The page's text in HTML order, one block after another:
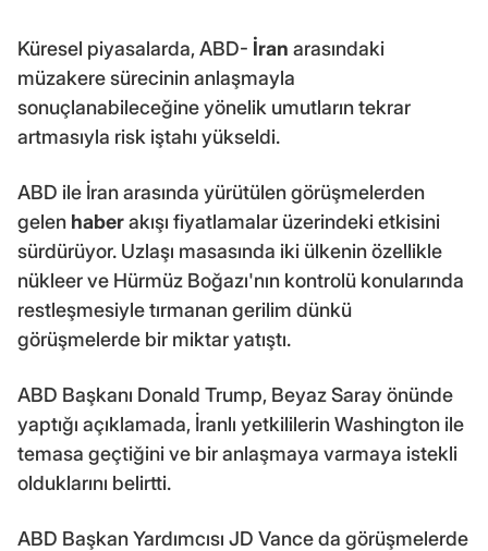
Küresel piyasalarda, ABD- İran arasındaki
müzakere sürecinin anlaşmayla
sonuçlanabileceğine yönelik umutların tekrar
artmasıyla risk iştahı yükseldi.
ABD ile İran arasında yürütülen görüşmelerden
gelen haberakışı fiyatlamalar üzerindeki etkisini
sürdürüyor. Uzlaşı masasında iki ülkenin özellikle
nükleer ve Hürmüz Boğazı'nın kontrolü konularında
restleşmesiyle tırmanan gerilim dünkü
görüşmelerde bir miktar yatıştı.
ABD Başkanı Donald Trump, Beyaz Saray önünde
yaptığı açıklamada, İranlı yetkililerin Washington ile
temasa geçtiğini ve bir anlaşmaya varmaya istekli
olduklarını belirtti.
ABD Başkan Yardımcısı JD Vance da görüşmelerde